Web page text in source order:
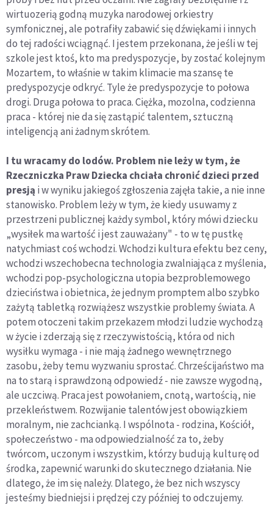
wirtuozerią godną muzyka narodowej orkiestry
symfonicznej, ale potrafiły zabawić się dźwiękami i innych
do tej radości wciągnąć. I jestem przekonana, że jeśli w tej
szkole jest ktoś, kto ma predyspozycje, by zostać kolejnym
Mozartem, to właśnie w takim klimacie ma szansę te
predyspozycje odkryć. Tyle że predyspozycje to połowa
drogi. Druga połowa to praca. Ciężka, mozolna, codzienna
praca - której nie da się zastąpić talentem, sztuczną
inteligencją ani żadnym skrótem.
I tu wracamy do lodów. Problem nie leży w tym, że
Rzeczniczka Praw Dziecka chciała chronić dzieci przed
presją i w wyniku jakiegoś zgłoszenia zajęła takie, a nie inne
stanowisko. Problem leży w tym, że kiedy usuwamy z
przestrzeni publicznej każdy symbol, który mówi dziecku
„wysiłek ma wartość i jest zauważany" - to w tę pustkę
natychmiast coś wchodzi. Wchodzi kultura efektu bez ceny,
wchodzi wszechobecna technologia zwalniająca z myślenia,
wchodzi pop-psychologiczna utopia bezproblemowego
dzieciństwa i obietnica, że jednym promptem albo szybko
zażytą tabletką rozwiążesz wszystkie problemy świata. A
potem otoczeni takim przekazem młodzi ludzie wychodzą
w życie i zderzają się z rzeczywistością, która od nich
wysiłku wymaga - i nie mają żadnego wewnętrznego
zasobu, żeby temu wyzwaniu sprostać. Chrześcijaństwo ma
na to starą i sprawdzoną odpowiedź - nie zawsze wygodną,
ale uczciwą. Praca jest powołaniem, cnotą, wartością, nie
przekleństwem. Rozwijanie talentów jest obowiązkiem
moralnym, nie zachcianką. I wspólnota - rodzina, Kościół,
społeczeństwo - ma odpowiedzialność za to, żeby
twórcom, uczonym i wszystkim, którzy budują kulturę od
środka, zapewnić warunki do skutecznego działania. Nie
dlatego, że im się należy. Dlatego, że bez nich wszyscy
jesteśmy biedniejsi i prędzej czy później to odczujemy.